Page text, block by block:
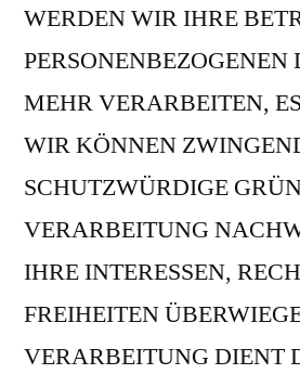
WERDEN WIR IHRE
MEHR VERARBEITEN,
WIR KÖNNEN
SCHUTZWÜRDIGE
VERARBEITUNG
IHRE INTERESSEN,
FREIHEITEN
VERARBEITUNG DIENT